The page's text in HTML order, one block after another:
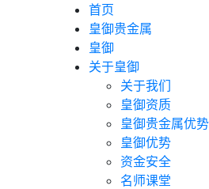
首页
皇御贵金属
皇御
关于皇御
关于我们
皇御资质
皇御贵金属优势
皇御优势
资金安全
名师课堂